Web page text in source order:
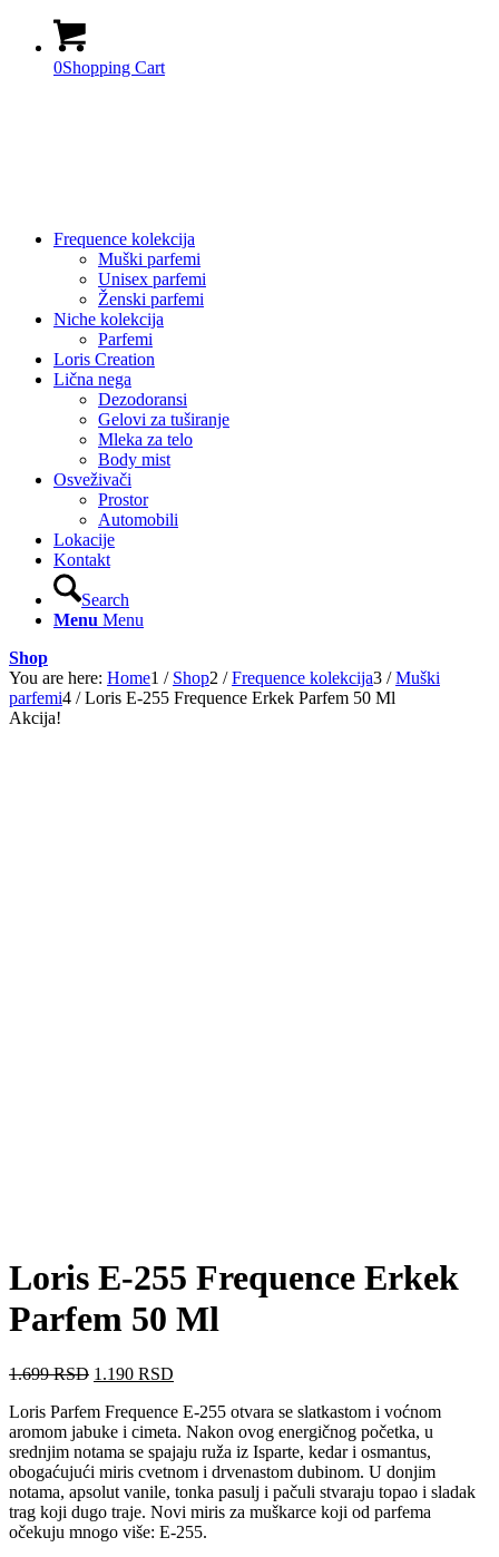
0Shopping Cart
Frequence kolekcija
Muški parfemi
Unisex parfemi
Ženski parfemi
Niche kolekcija
Parfemi
Loris Creation
Lična nega
Dezodoransi
Gelovi za tuširanje
Mleka za telo
Body mist
Osveživači
Prostor
Automobili
Lokacije
Kontakt
Search
Menu Menu
Shop
You are here: Home1 / Shop2 / Frequence kolekcija3 / Muški
parfemi4 / Loris E-255 Frequence Erkek Parfem 50 Ml
Akcija!
Loris E-255 Frequence Erkek
Parfem 50 Ml
1.699RSD Originalna
je
bila:
1.699 RSD.
1.190 RSD
je:
1.190 RSD.
Loris Parfem Frequence E-255 otvara se slatkastom i voćnom
aromom jabuke i cimeta. Nakon ovog energičnog početka, u
srednjim notama se spajaju ruža iz Isparte, kedar i osmantus,
obogaćujući miris cvetnom i drvenastom dubinom. U donjim
notama, apsolut vanile, tonka pasulj i pačuli stvaraju topao i sladak
trag koji dugo traje. Novi miris za muškarce koji od parfema
očekuju mnogo više: E-255.